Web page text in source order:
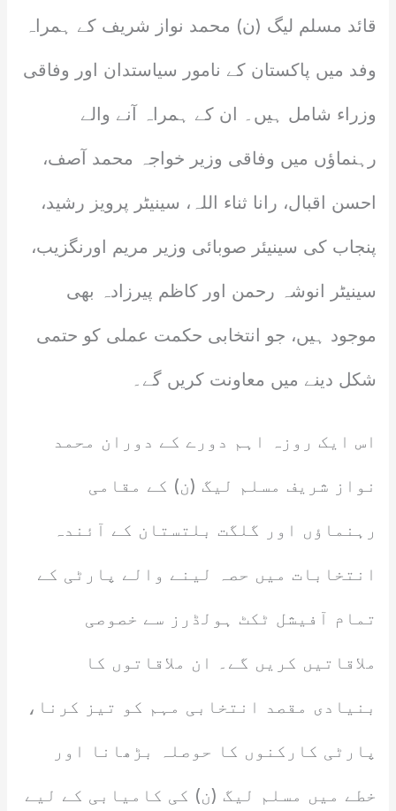
قائد مسلم لیگ (ن) محمد نواز شریف کے ہمراہ
وفد میں پاکستان کے نامور سیاستدان اور وفاقی
وزراء شامل ہیں۔ ان کے ہمراہ آنے والے
رہنماؤں میں وفاقی وزیر خواجہ محمد آصف،
احسن اقبال، رانا ثناء اللہ، سینیٹر پرویز رشید،
پنجاب کی سینیئر صوبائی وزیر مریم اورنگزیب،
سینیٹر انوشہ رحمن اور کاظم پیرزادہ بھی
موجود ہیں، جو انتخابی حکمت عملی کو حتمی
شکل دینے میں معاونت کریں گے۔
اس ایک روزہ اہم دورے کے دوران محمد
نواز شریف مسلم لیگ (ن) کے مقامی
رہنماؤں اور گلگت بلتستان کے آئندہ
انتخابات میں حصہ لینے والے پارٹی کے
تمام آفیشل ٹکٹ ہولڈرز سے خصوصی
ملاقاتیں کریں گے۔ ان ملاقاتوں کا
بنیادی مقصد انتخابی مہم کو تیز کرنا،
پارٹی کارکنوں کا حوصلہ بڑھانا اور
خطے میں مسلم لیگ (ن) کی کامیابی کے لیے